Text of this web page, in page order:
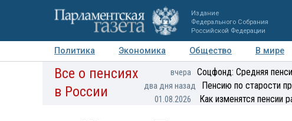
Издание
Федерального Собрания
Российской Федерации
Политика Экономика Общество В мире
Авторы Персоны Мнения Регионы
Все о пенсиях
в России
вчера Соцфонд: Средняя
два дня назад Пенсию по старости
01.08.2026 Как изменятся пенсии